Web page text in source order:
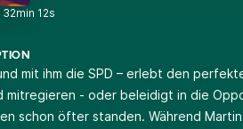
32min 12s
mit ihm die SPD – erlebt den
mitregieren - oder beleidigt in die
schon öfter standen. Während